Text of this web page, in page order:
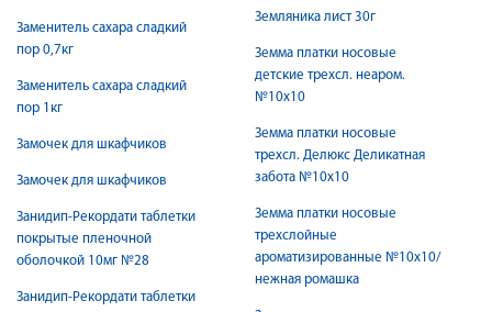
Заменитель сахара сладкий
пор 0,7кг
Заменитель сахара сладкий
пор 1кг
Замочек для шкафчиков
Замочек для шкафчиков
Занидип-Рекордати таблетки
покрытые пленочной
оболочкой 10мг №28
Занидип-Рекордати таблетки
Земляника лист 30г
Земма платки носовые
детские трехсл. неаром.
№10х10
Земма платки носовые
трехсл. Делюкс Деликатная
забота №10х10
Земма платки носовые
трехслойные
ароматизированные №10х10/
нежная ромашка